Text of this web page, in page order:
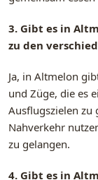
3. Gibt es in
zu den
Ja, in Altmelon
und Züge, die es
Ausflugszielen zu
Nahverkehr
zu gelangen.
4. Gibt es in